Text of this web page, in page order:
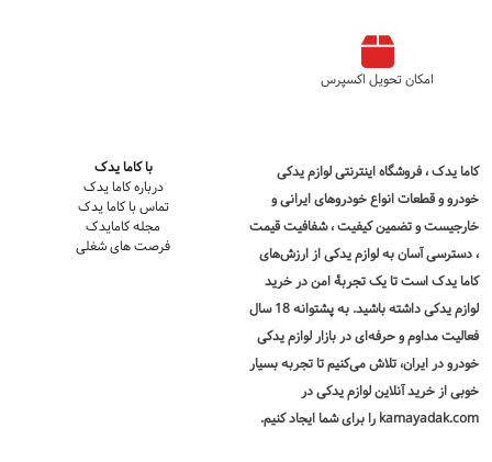
امکان تحویل اکسپرس
کاما یدک، فروشگاه اینترنتی لوازم یدکی
خودرو و قطعات انواع خودروهای ایرانی و
خارجیست و تضمین کیفیت ، شفافیت قیمت
، دسترسی آسان به لوازم یدکی از ارزش‌های
کاما یدک است تا یک تجربۀ امن درخرید
لوازم یدکی
داشته باشید. به پشتوانه 18 سال
فعالیت مداوم و حرفه‌ای در بازار لوازم یدکی
خودرو در ایران، تلاش می‌کنیم تا تجربه بسیار
خوبی از خرید آنلاین لوازم یدکی در
kamayadak.com را برای شما ایجاد کنیم.
با کاما یدک
درباره کاما یدک
تماس با کاما یدک
مجله کامایدک
فرصت های شغلی